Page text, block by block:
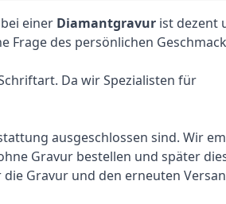
einer Diamantgravur ist dezent
Frage des persönlichen
Da wir Spezialisten für
ausgeschlossen sind. Wir
Gravur bestellen und später
Gravur und den erneuten